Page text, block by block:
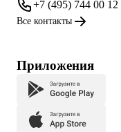
+7 (495) 744 00 12
Все контакты
Приложения